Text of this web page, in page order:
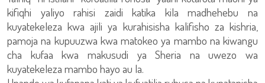
kifiqhi yaliyo rahisi zaidi katika kila madhehebu na
kuyatekeleza kwa ajili ya kurahisisha kalifisho za kishria,
pamoja na kupuuzwa kwa matokeo ya mambo na kiwangu
cha kufaa kwa makusudi ya Sheria na uwezo wa
kuyatekeleza mambo hayo au la.